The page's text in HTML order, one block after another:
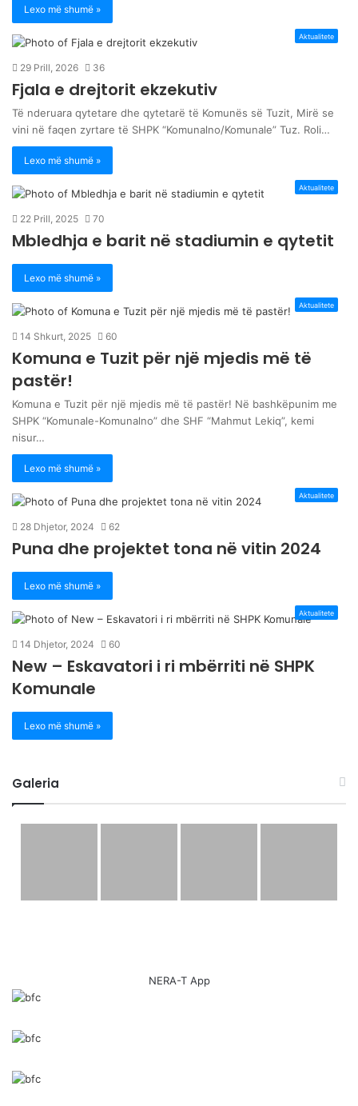
Lexo më shumë »
Aktualitete
29 Prill, 2026 36
Fjala e drejtorit ekzekutiv
Të nderuara qytetare dhe qytetarë të Komunës së Tuzit, Mirë se
vini në faqen zyrtare të SHPK “Komunalno/Komunale” Tuz. Roli…
Lexo më shumë »
Aktualitete
22 Prill, 2025 70
Mbledhja e barit në stadiumin e qytetit
Lexo më shumë »
Aktualitete
14 Shkurt, 2025 60
Komuna e Tuzit për një mjedis më të
pastër!
Komuna e Tuzit për një mjedis më të pastër! Në bashkëpunim me
SHPK “Komunale-Komunalno” dhe SHF “Mahmut Lekiq”, kemi
nisur…
Lexo më shumë »
Aktualitete
28 Dhjetor, 2024 62
Puna dhe projektet tona në vitin 2024
Lexo më shumë »
Aktualitete
14 Dhjetor, 2024 60
New – Eskavatori i ri mbërriti në SHPK
Komunale
Lexo më shumë »
Galeria
NERA-T App